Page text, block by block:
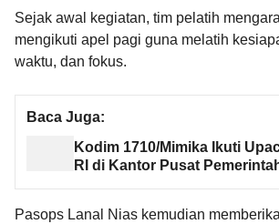
Sejak awal kegiatan, tim pelatih
mengikuti apel pagi guna melatih
waktu, dan fokus.
Baca Juga:
Kodim 1710/Mimika Ikuti
RI di Kantor Pusat
Pasops Lanal Nias kemudian